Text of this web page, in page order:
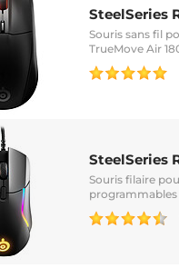
SteelSeries
Souris sans fil
TrueMove Air
SteelSeries
Souris filaire
programmables